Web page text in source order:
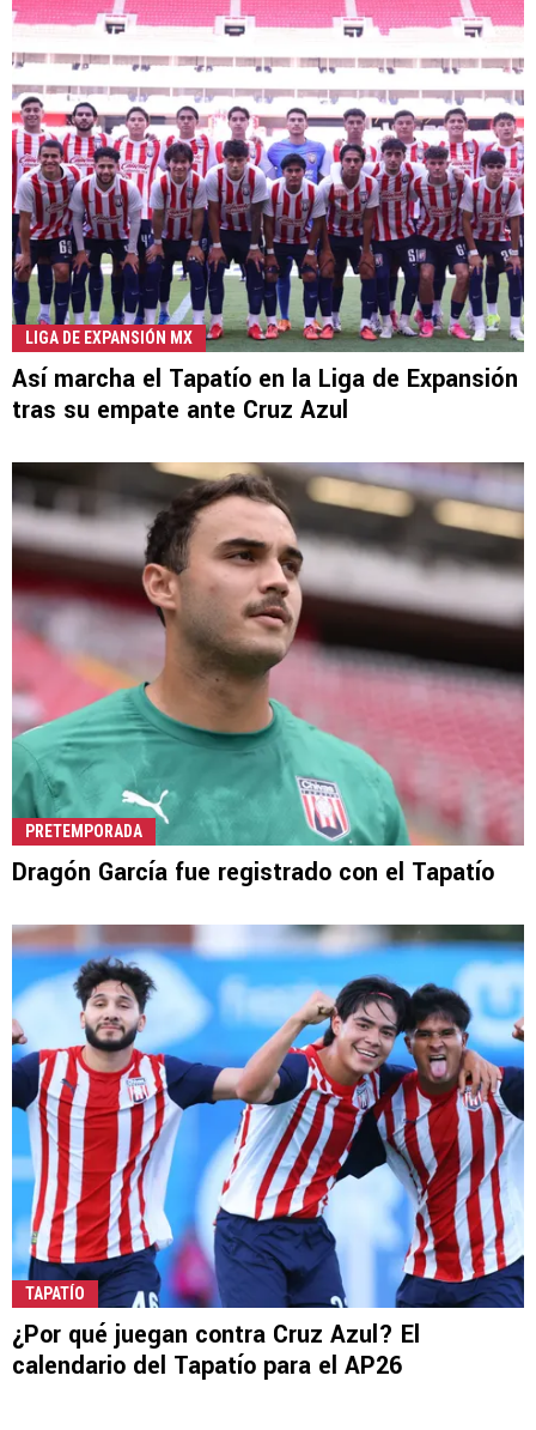
LIGA DE EXPANSIÓN MX
Así marcha el Tapatío en la Liga de Expansión
tras su empate ante Cruz Azul
PRETEMPORADA
Dragón García fue registrado con el Tapatío
TAPATÍO
¿Por qué juegan contra Cruz Azul? El
calendario del Tapatío para el AP26